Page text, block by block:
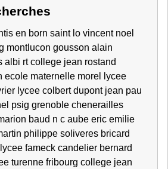
en born saint lo vincent noel
montlucon gousson alain
albi rt college jean rostand
ecole maternelle morel lycee
lycee colbert dupont jean pau
psig grenoble chenerailles
baud n c aube eric emilie
philippe soliveres bricard
lycee fameck candelier bernard
turenne fribourg college jean